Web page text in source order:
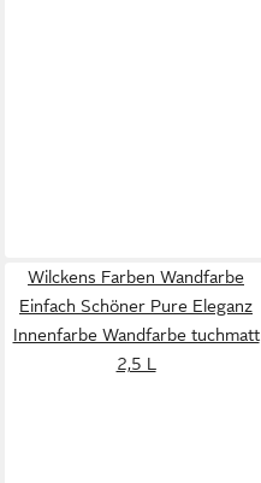
Wilckens Farben Wandfarbe
Einfach Schöner Pure Eleganz
Innenfarbe Wandfarbe tuchmatt
2,5 L